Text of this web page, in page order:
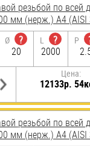
резьбой по всей
мм (нерж.) A4 (AISI
Ø
?
20
L
?
2000
P
Цена:
12133р.
резьбой по всей
мм (нерж.) A4 (AISI